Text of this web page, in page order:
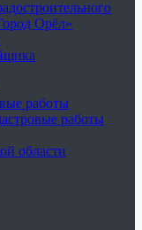
Орёл»
работы
работы
области